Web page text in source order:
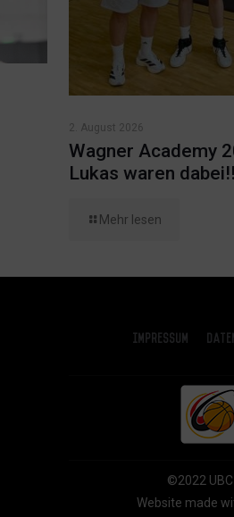
2. August 2026
Wagner Academy
Lukas waren
Mehr lesen
Impressum
©2022
Website made